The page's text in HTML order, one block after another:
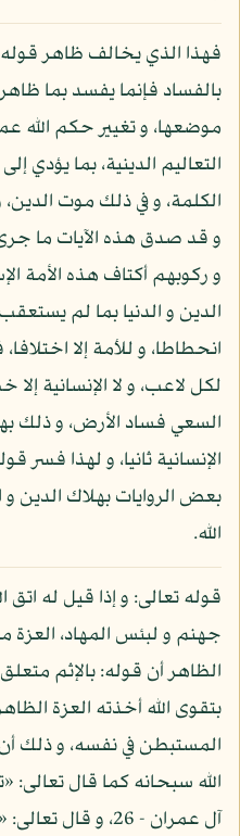
فهذا الذي يخالف ظاهر
بالفساد فإنما يفسد بما
موضعها، و تغيير حكم الله
التعاليم الدينية، بما يؤدي
الكلمة، و في ذلك موت الدين،
و قد صدق هذه الآيات ما
و ركوبهم أكتاف هذه الأمة
الدين و الدنيا بما لم يستعقب
انحطاطا، و للأمة إلا
لكل لاعب، و لا الإنسانية
السعي فساد الأرض، و ذلك
الإنسانية ثانيا، و لهذا
بعض الروايات بهلاك الدين و
الله.
قوله تعالى: و إذا قيل له اتق
جهنم و لبئس المهاد، العزة
الظاهر أن قوله: بالإثم متعلق
بتقوى الله أخذته العزة
المستبطن في نفسه، و ذلك
الله سبحانه كما قال
آل عمران - 26، و